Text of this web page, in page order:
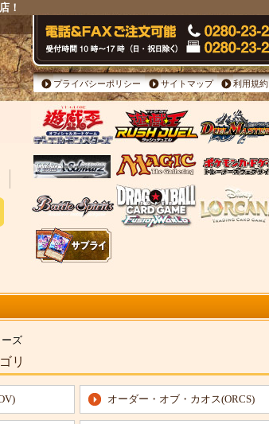
！
プライバシーポリシー サイトマップ 利用規約
ズ
リ
オーダー・オブ・カオス(ORCS)